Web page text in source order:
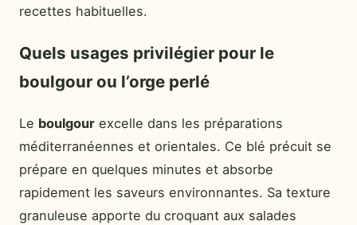
recettes habituelles.
Quels usages privilégier pour le
boulgour ou l’orge perlé
Le boulgour excelle dans les préparations
méditerranéennes et orientales. Ce blé précuit se
prépare en quelques minutes et absorbe
rapidement les saveurs environnantes. Sa texture
granuleuse apporte du croquant aux salades